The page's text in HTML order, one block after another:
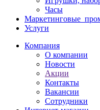
Часы
Услуги
Компания
О компании
Новости
Акции
Контакты
Вакансии
Сотрудники